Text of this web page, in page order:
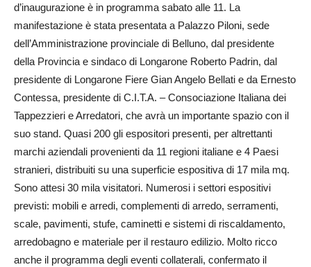
d’inaugurazione è in programma sabato alle 11. La
manifestazione è stata presentata a Palazzo Piloni, sede
dell’Ammini­strazione provinciale di Belluno, dal presidente
della Provincia e sindaco di Longarone Roberto Padrin, dal
presidente di Longarone Fiere Gian Angelo Bellati e da Ernesto
Contessa, presidente di C.I.T.A. – Consociazione Italiana dei
Tappezzieri e Arredatori, che avrà un importante spazio con il
suo stand. Quasi 200 gli espositori presenti, per altrettanti
marchi aziendali provenienti da 11 regioni italiane e 4 Paesi
stranieri, distribuiti su una superficie espositiva di 17 mila mq.
Sono attesi 30 mila visitatori. Numerosi i settori espositivi
previsti: mobili e arredi, complementi di arredo, serramenti,
scale, pavimenti, stufe, caminetti e sistemi di riscaldamento,
arredobagno e materiale per il restauro edilizio. Molto ricco
anche il programma degli eventi collaterali, confermato il